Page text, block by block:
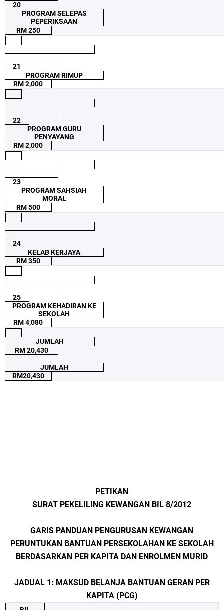
20
PROGRAM SELEPAS
PEPERIKSAAN
RM 250
21
PROGRAM RIMUP
RM 2,000
22
PROGRAM GURU
PENYAYANG
RM 2,000
23
PROGRAM SAHSIAH
MORAL
RM 500
24
KELAB KERJAYA
RM 350
25
PROGRAM KEHADIRAN KE
SEKOLAH
RM 4,080
JUMLAH
RM 20,430
JUMLAH
RM20,430
PETIKAN
SURAT PEKELILING KEWANGAN BIL 8/2012
GARIS PANDUAN PENGURUSAN KEWANGAN
PERUNTUKAN BANTUAN PERSEKOLAHAN KE SEKOLAH
BERDASARKAN PER KAPITA DAN ENROLMEN MURID
JADUAL 1: MAKSUD BELANJA BANTUAN GERAN PER
KAPITA (PCG)